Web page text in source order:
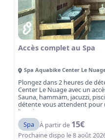
Accès complet au Spa
Spa Aquabike Center Le
Plongez dans 2 heures de
Center Le Nuage avec un
Sauna, hammam, jacuzzi,
détente vous attendent pour
l’esprit.
Spa
À partir de 15€
Prochaine dispo le8 août